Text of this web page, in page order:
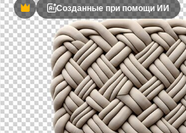
ПремиумСозданные при помощи ИИ